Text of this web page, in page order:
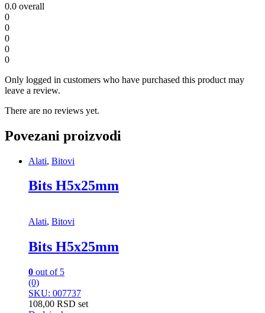
0.0 overall
0
0
0
0
0
Only logged in customers who have purchased this product may
leave a review.
There are no reviews yet.
Povezani proizvodi
Alati, Bitovi
Bits H5x25mm
Alati, Bitovi
Bits H5x25mm
0 out of 5
(0)
SKU: 007737
108,00 RSD set